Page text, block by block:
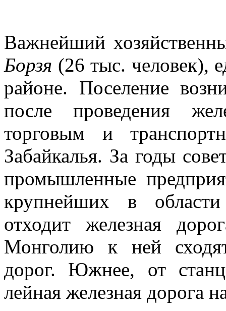
Важнейший
Борзя (26 тыс. человек),
районе. Поселение
после проведения
торговым и
Забайкалья. За годы
про­мышленные
крупнейших в
отходит железная
Монголию к ней
дорог. Юж­нее, от
лейная железная дорога